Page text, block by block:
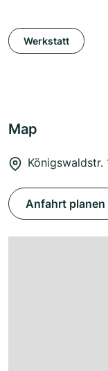
Werkstatt
Map
Königswaldstr.
Anfahrt planen